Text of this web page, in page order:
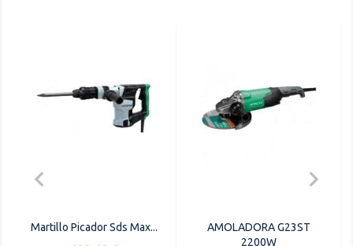

Martillo Picador Sds Max...
AMOLADORA G23ST
2200W
